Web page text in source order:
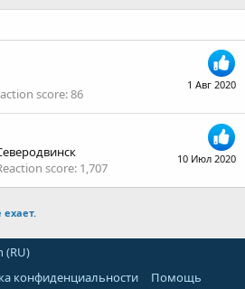
1 Авг 2020
score 86
10 Июл 2020
score 1,707
(RU)
конфиденциальности
Помощь